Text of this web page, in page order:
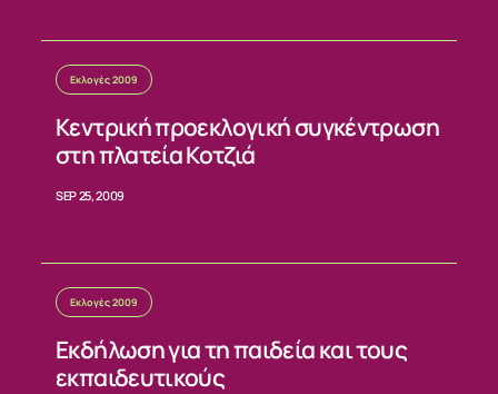
Εκλογές 2009
Κεντρική προεκλογική συγκέντρωση
στη πλατεία Κοτζιά
SEP 25, 2009
Εκλογές 2009
Εκδήλωση για τη παιδεία και τους
εκπαιδευτικούς